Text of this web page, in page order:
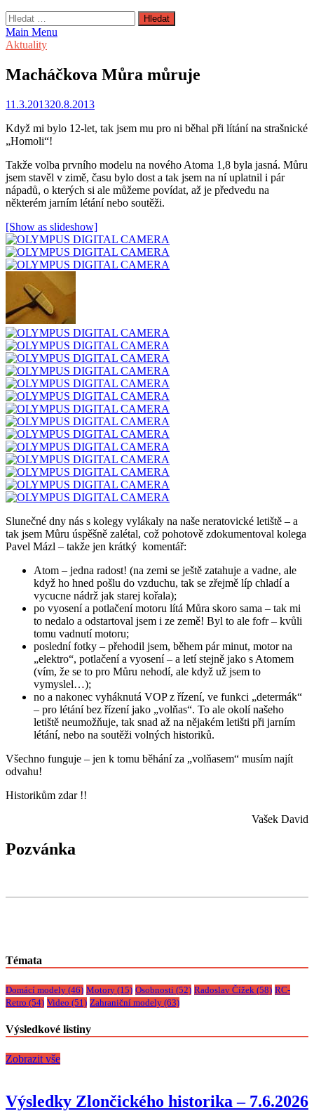
Vyhledávání
Main Menu
Aktuality
Macháčkova Můra můruje
11.3.201320.8.2013
Když mi bylo 12-let, tak jsem mu pro ni běhal při lítání na strašnické
„Homoli“!
Takže volba prvního modelu na nového Atoma 1,8 byla jasná. Můru
jsem stavěl v zimě, času bylo dost a tak jsem na ní uplatnil i pár
nápadů, o kterých si ale můžeme povídat, až je předvedu na
některém jarním létání nebo soutěži.
[Show as slideshow]
Slunečné dny nás s kolegy vylákaly na naše neratovické letiště – a
tak jsem Můru úspěšně zalétal, což pohotově zdokumentoval kolega
Pavel Mázl – takže jen krátký komentář:
Atom – jedna radost! (na zemi se ještě zatahuje a vadne, ale
když ho hned pošlu do vzduchu, tak se zřejmě líp chladí a
vycucne nádrž jak starej kořala);
po vyosení a potlačení motoru lítá Můra skoro sama – tak mi
to nedalo a odstartoval jsem i ze země! Byl to ale fofr – kvůli
tomu vadnutí motoru;
poslední fotky – přehodil jsem, během pár minut, motor na
„elektro“, potlačení a vyosení – a letí stejně jako s Atomem
(vím, že se to pro Můru nehodí, ale když už jsem to
vymyslel…);
no a nakonec vyháknutá VOP z řízení, ve funkci „determák“
– pro létání bez řízení jako „volňas“. To ale okolí našeho
letiště neumožňuje, tak snad až na nějakém letišti při jarním
létání, nebo na soutěži volných historiků.
Všechno funguje – jen k tomu běhání za „volňasem“ musím najít
odvahu!
Historikům zdar !!
Vašek David
Pozvánka
Témata
Domácí modely (46) Motory (15) Osobnosti (52) Radoslav Čížek (58) RC-
Retro (54) Video (51) Zahraniční modely (63)
Výsledkové listiny
Zobrazit vše
Výsledky Zlončického historika – 7.6.2026